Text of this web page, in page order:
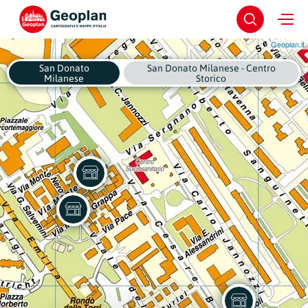
Geoplan.it
San Donato
Milanese
San Donato Milanese - Centro
Storico